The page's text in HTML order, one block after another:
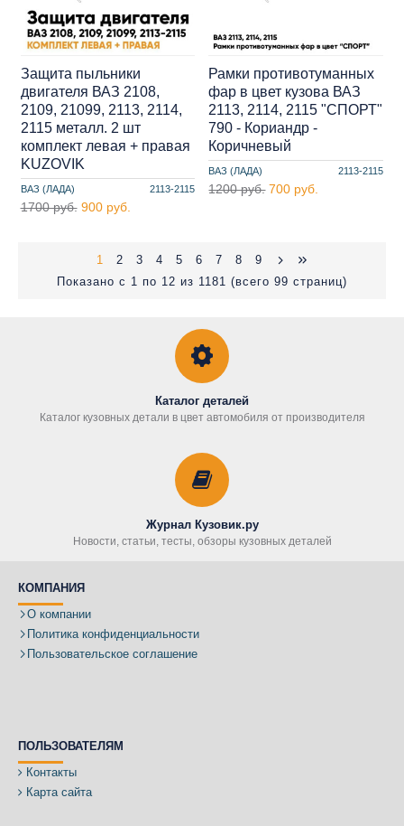
ВАЗ (ЛАДА) 2113-2115
Защита пыльники
двигателя ВАЗ 2108,
2109, 21099, 2113, 2114,
2115 металл. 2 шт
комплект левая + правая
KUZOVIK
1700 руб. 900 руб.
ВАЗ (ЛАДА) 2113-2115
Рамки противотуманных
фар в цвет кузова ВАЗ
2113, 2114, 2115 "СПОРТ"
790 - Кориандр -
Коричневый
1200 руб. 700 руб.
1 2 3 4 5 6 7 8
9
Показано с 1 по 12 из 1181 (всего 99 страниц)
Каталог деталей
Каталог кузовных детали в цвет автомобиля от производителя
Журнал Кузовик.ру
Новости, статьи, тесты, обзоры кузовных деталей
КОМПАНИЯ
О компании
Политика конфиденциальности
Пользовательское соглашение
ПОЛЬЗОВАТЕЛЯМ
Контакты
Карта сайта